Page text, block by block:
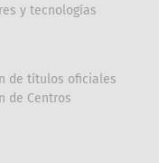
y tecnologías
de títulos oficiales
de Centros